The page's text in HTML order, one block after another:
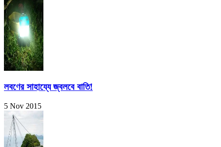
লবণের সাহায্যে জ্বলবে বাতি!
5 Nov 2015